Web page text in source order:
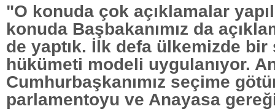
"O konuda çok açıklamalar
konuda Başbakanımız da
de yaptık. İlk defa ülkemizde bir
hükümeti modeli uygulanıyor.
Cumhurbaşkanımız seçime
parlamentoyu ve Anayasa